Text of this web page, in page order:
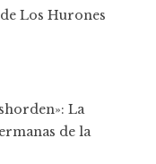
Los Hurones
La
de la